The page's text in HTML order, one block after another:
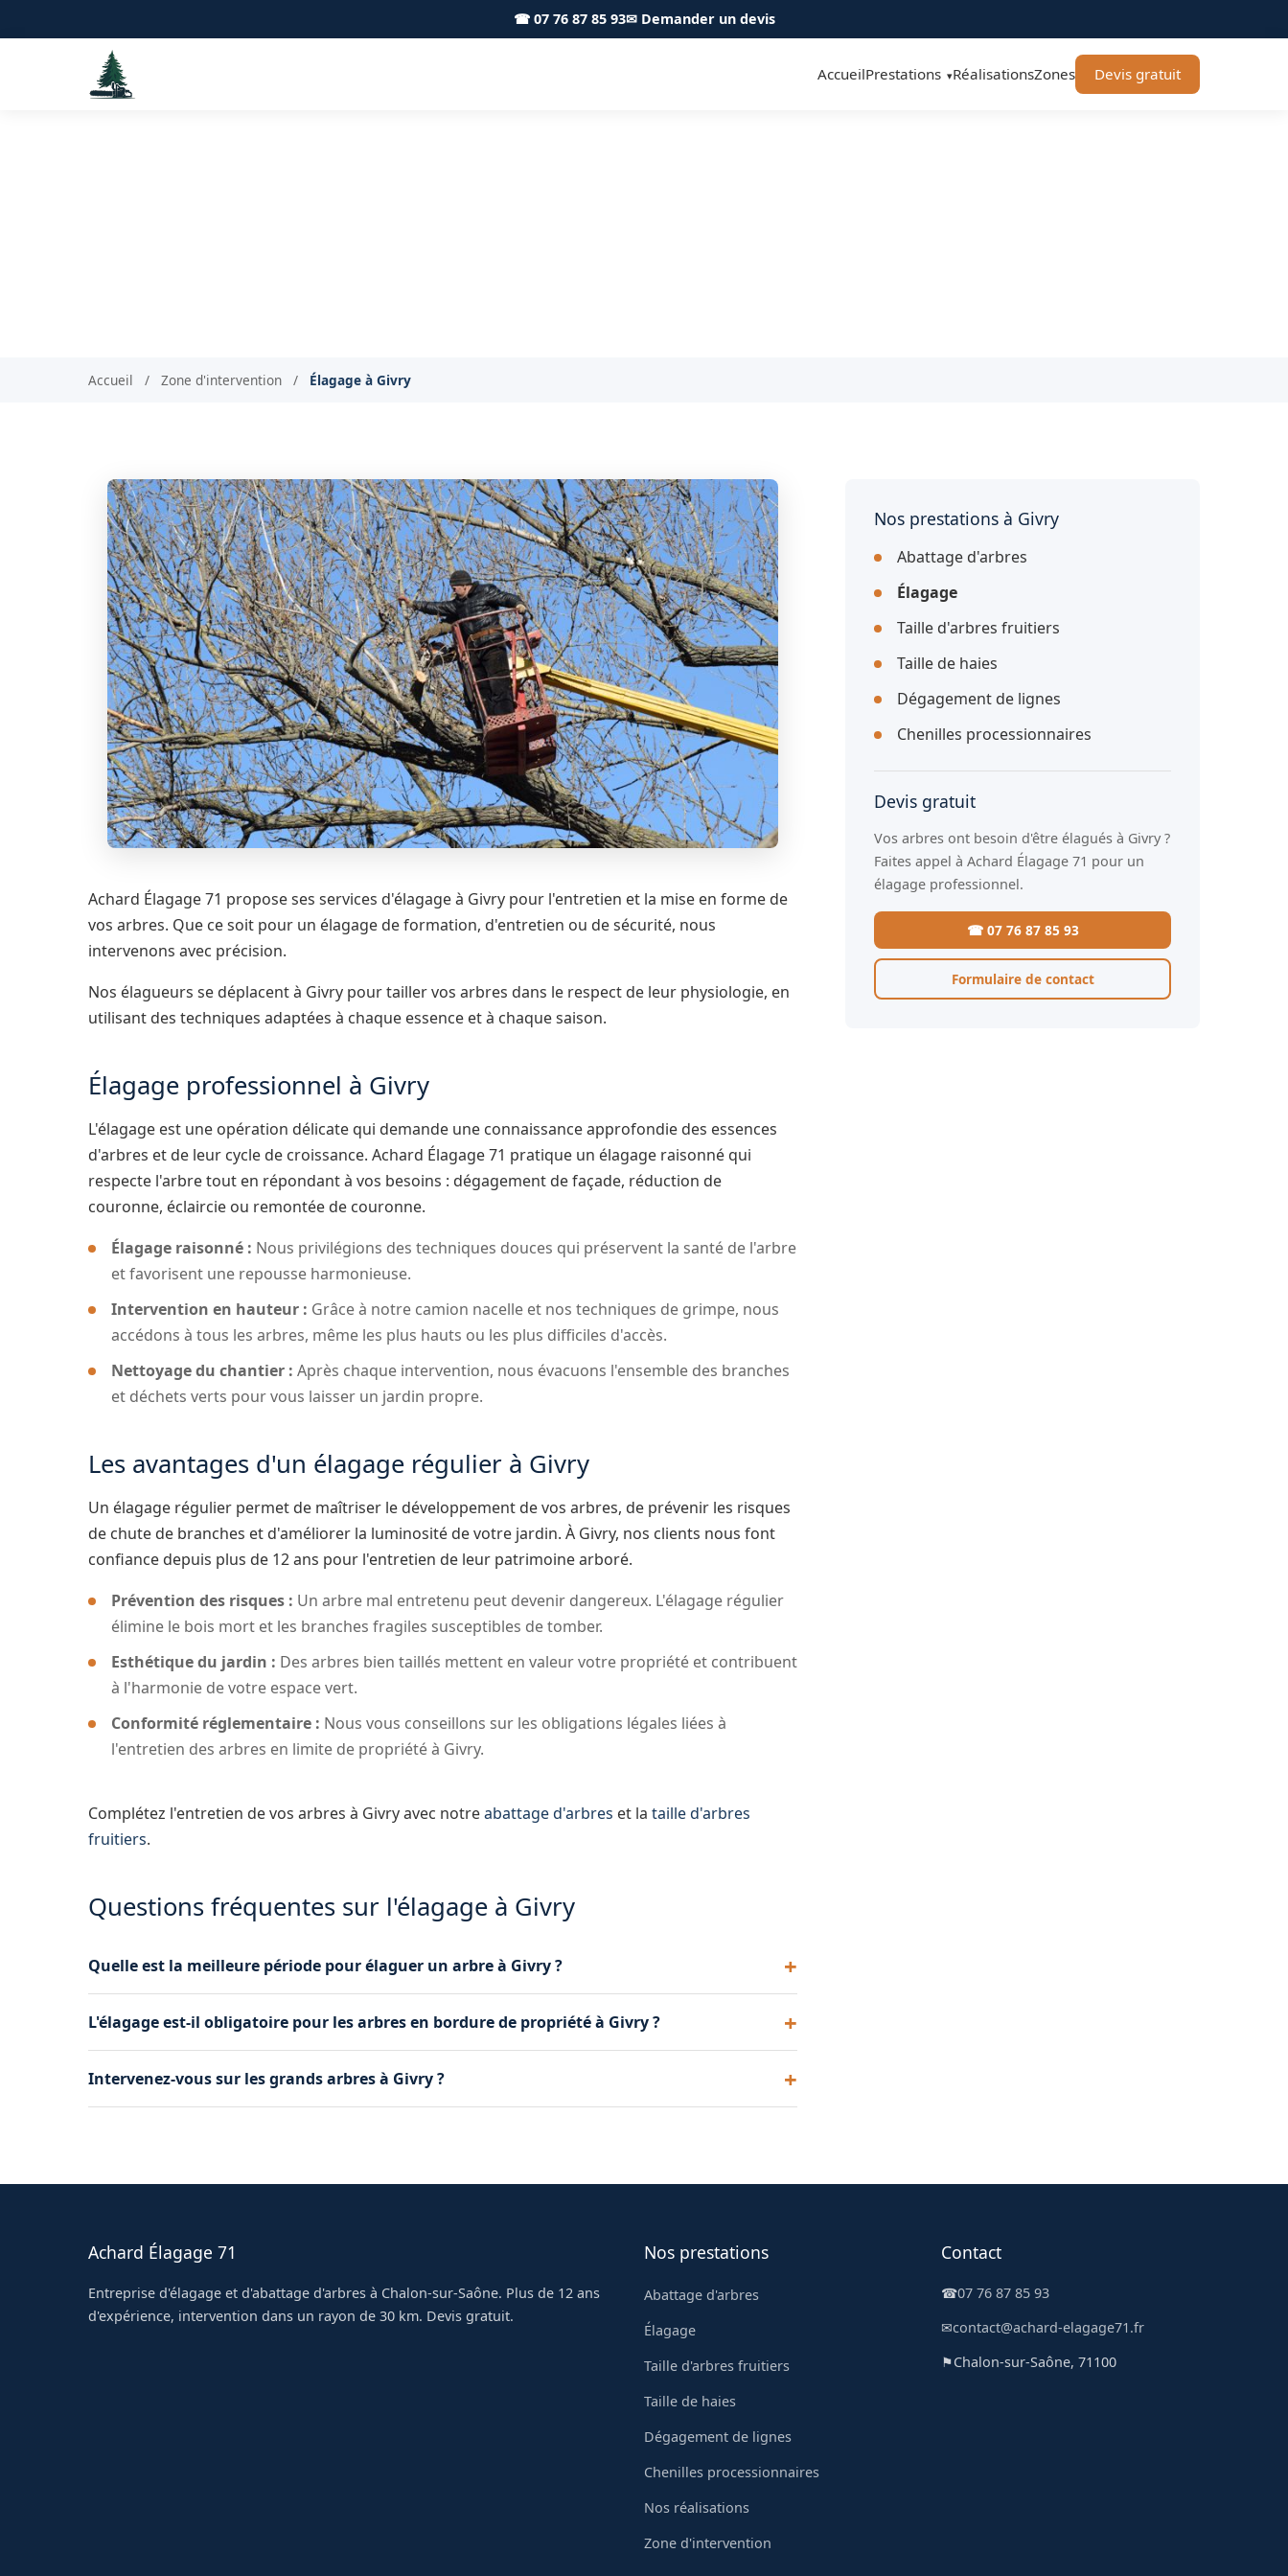
☎ 07 76 87 85 93✉ Demander un devis
AccueilPrestations ▾RéalisationsZones Devis gratuit
Accueil / Zone d'intervention / Élagage à Givry
Achard Élagage 71 propose ses services d'élagage à Givry pour l'entretien et la mise en forme de
vos arbres. Que ce soit pour un élagage de formation, d'entretien ou de sécurité, nous
intervenons avec précision.
Nos élagueurs se déplacent à Givry pour tailler vos arbres dans le respect de leur physiologie, en
utilisant des techniques adaptées à chaque essence et à chaque saison.
Élagage professionnel à Givry
L'élagage est une opération délicate qui demande une connaissance approfondie des essences
d'arbres et de leur cycle de croissance. Achard Élagage 71 pratique un élagage raisonné qui
respecte l'arbre tout en répondant à vos besoins : dégagement de façade, réduction de
couronne, éclaircie ou remontée de couronne.
Élagage raisonné : Nous privilégions des techniques douces qui préservent la santé de l'arbre
et favorisent une repousse harmonieuse.
Intervention en hauteur : Grâce à notre camion nacelle et nos techniques de grimpe, nous
accédons à tous les arbres, même les plus hauts ou les plus difficiles d'accès.
Nettoyage du chantier : Après chaque intervention, nous évacuons l'ensemble des branches
et déchets verts pour vous laisser un jardin propre.
Les avantages d'un élagage régulier à Givry
Un élagage régulier permet de maîtriser le développement de vos arbres, de prévenir les risques
de chute de branches et d'améliorer la luminosité de votre jardin. À Givry, nos clients nous font
confiance depuis plus de 12 ans pour l'entretien de leur patrimoine arboré.
Prévention des risques : Un arbre mal entretenu peut devenir dangereux. L'élagage régulier
élimine le bois mort et les branches fragiles susceptibles de tomber.
Esthétique du jardin : Des arbres bien taillés mettent en valeur votre propriété et contribuent
à l'harmonie de votre espace vert.
Conformité réglementaire : Nous vous conseillons sur les obligations légales liées à
l'entretien des arbres en limite de propriété à Givry.
Complétez l'entretien de vos arbres à Givry avec notreabattage d'arbres et la taille d'arbres
fruitiers.
Questions fréquentes sur l'élagage à Givry
Quelle est la meilleure période pour élaguer un arbre à Givry ?
automne ou en hiver, hors période de gel. Pour certaines espèces, une taille en vert (été) est
possible. Nous vous conseillons selon votre situation à Givry.
L'élagage est-il obligatoire pour les arbres en bordure de propriété à Givry ?
dépassent chez le voisin à Givry, vous êtes tenu de les élaguer. Nous intervenons pour une mise
en conformité rapide.
Intervenez-vous sur les grands arbres à Givry ?
Nos prestations à Givry
Abattage d'arbres
Élagage
Taille d'arbres fruitiers
Taille de haies
Dégagement de lignes
Chenilles processionnaires
Devis gratuit
Vos arbres ont besoin d'être élagués à Givry ?
Faites appel à Achard Élagage 71 pour un
élagage professionnel.
☎ 07 76 87 85 93
Formulaire de contact
Achard Élagage 71
Entreprise d'élagage et d'abattage d'arbres à Chalon-sur-Saône. Plus de 12 ans
d'expérience, intervention dans un rayon de 30 km. Devis gratuit.
Nos prestations
Abattage d'arbres
Élagage
Taille d'arbres fruitiers
Taille de haies
Dégagement de lignes
Chenilles processionnaires
Nos réalisations
Zone d'intervention
Contact
☎07 76 87 85 93
✉contact@achard-elagage71.fr
⚑Chalon-sur-Saône, 71100